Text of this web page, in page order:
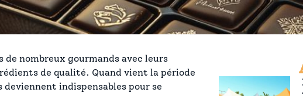
de nombreux gourmands avec leurs
de qualité. Quand vient la période
deviennent indispensables pour se